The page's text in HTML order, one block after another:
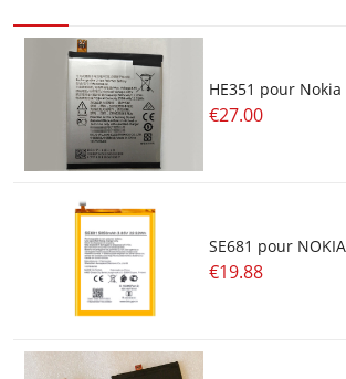
HE351 pour
€27.00
SE681 pour
€19.88